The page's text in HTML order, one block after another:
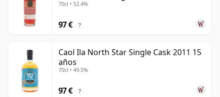
70cl • 52.4%
97 € ?
Caol Ila North Star Single Cask 2011 15
años
70cl • 49.5%
97 € ?